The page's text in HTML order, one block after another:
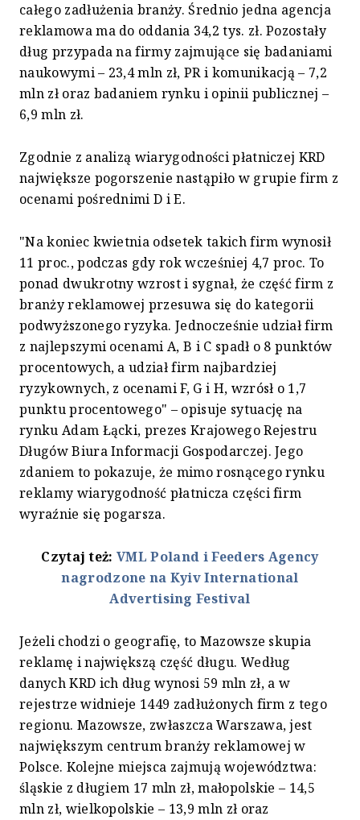
całego zadłużenia branży. Średnio jedna agencja
reklamowa ma do oddania 34,2 tys. zł. Pozostały
dług przypada na firmy zajmujące się badaniami
naukowymi – 23,4 mln zł, PR i komunikacją – 7,2
mln zł oraz badaniem rynku i opinii publicznej –
6,9 mln zł.
Zgodnie z analizą wiarygodności płatniczej KRD
największe pogorszenie nastąpiło w grupie firm z
ocenami pośrednimi D i E.
"Na koniec kwietnia odsetek takich firm wynosił
11 proc., podczas gdy rok wcześniej 4,7 proc. To
ponad dwukrotny wzrost i sygnał, że część firm z
branży reklamowej przesuwa się do kategorii
podwyższonego ryzyka. Jednocześnie udział firm
z najlepszymi ocenami A, B i C spadł o 8 punktów
procentowych, a udział firm najbardziej
ryzykownych, z ocenami F, G i H, wzrósł o 1,7
punktu procentowego" – opisuje sytuację na
rynku Adam Łącki, prezes Krajowego Rejestru
Długów Biura Informacji Gospodarczej. Jego
zdaniem to pokazuje, że mimo rosnącego rynku
reklamy wiarygodność płatnicza części firm
wyraźnie się pogarsza.
Czytaj też:VML Poland i Feeders Agency
nagrodzone na Kyiv International
Advertising Festival
Jeżeli chodzi o geografię, to Mazowsze skupia
reklamę i największą część długu. Według
danych KRD ich dług wynosi 59 mln zł, a w
rejestrze widnieje 1449 zadłużonych firm z tego
regionu. Mazowsze, zwłaszcza Warszawa, jest
największym centrum branży reklamowej w
Polsce. Kolejne miejsca zajmują województwa:
śląskie z długiem 17 mln zł, małopolskie – 14,5
mln zł, wielkopolskie – 13,9 mln zł oraz